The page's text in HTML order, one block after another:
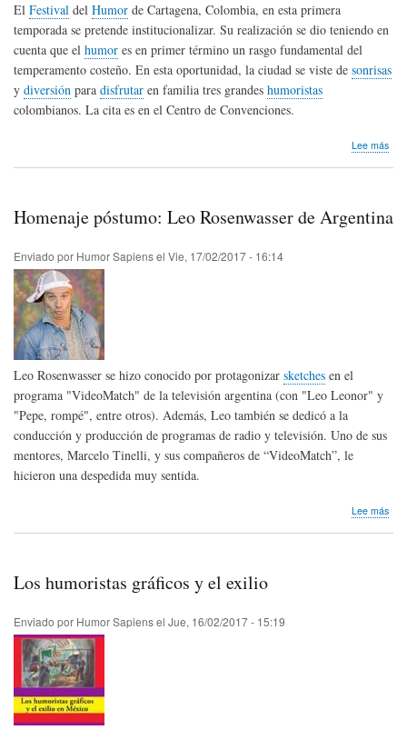
El Festival del Humor de Cartagena, Colombia, en esta primera
temporada se pretende institucionalizar. Su realización se dio teniendo en
cuenta que el humor es en primer término un rasgo fundamental del
temperamento costeño. En esta oportunidad, la ciudad se viste de sonrisas
y diversión para disfrutar en familia tres grandes humoristas
colombianos. La cita es en el Centro de Convenciones.
Lee más
Homenaje póstumo: Leo Rosenwasser de Argentina
Enviado por Humor Sapiensel Vie, 17/02/2017 - 16:14
Leo Rosenwasser se hizo conocido por protagonizar sketches en el
programa "VideoMatch" de la televisión argentina (con "Leo Leonor" y
"Pepe, rompé", entre otros). Además, Leo también se dedicó a la
conducción y producción de programas de radio y televisión. Uno de sus
mentores, Marcelo Tinelli, y sus compañeros de “VideoMatch”, le
hicieron una despedida muy sentida.
Lee más
Los humoristas gráficos y el exilio
Enviado por Humor Sapiensel Jue, 16/02/2017 - 15:19